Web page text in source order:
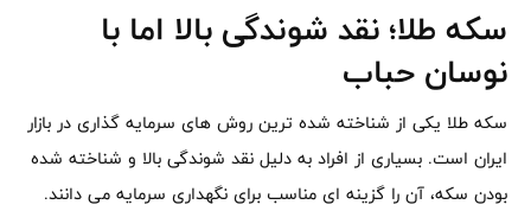
سکه طلا؛ نقد شوندگی بالا اما با
نوسان حباب
سکه طلا یکی از شناخته شده ترین روش های سرمایه گذاری در بازار
ایران است. بسیاری از افراد به دلیل نقد شوندگی بالا و شناخته شده
بودن سکه، آن را گزینه ای مناسب برای نگهداری سرمایه می دانند.